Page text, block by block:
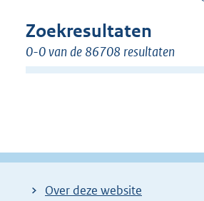
Zoekresultaten
0-0 van de 86708 resultaten
Over deze website